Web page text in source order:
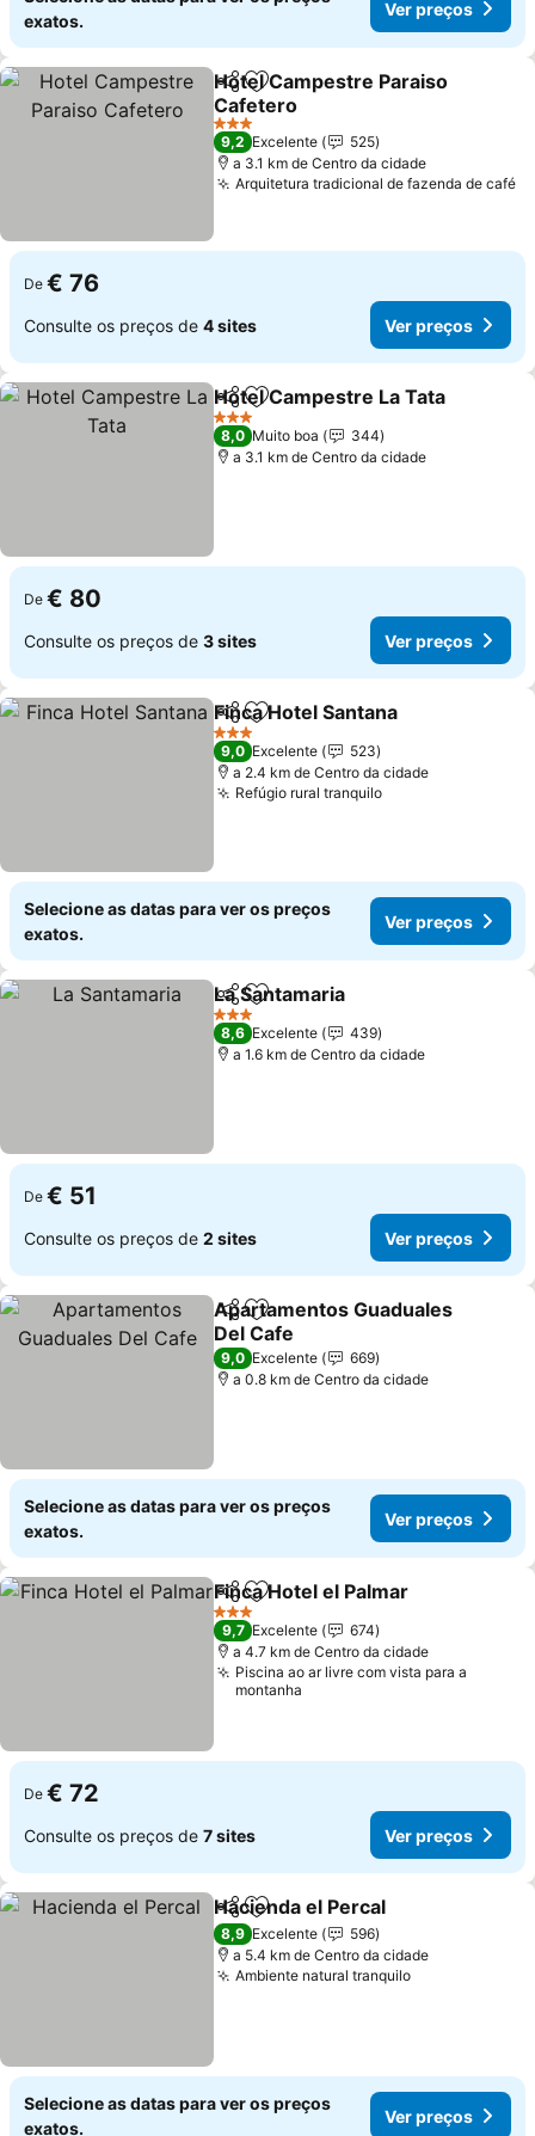
exatos.
Ver preços
PartilharAdicionar aos favoritos
Hotel Campestre Paraiso
Cafetero
Ver preços
3 Estrelas
9,2 Excelente
525
a 3.1 km de Centro da cidade
Arquitetura tradicional de fazenda de café
De € 76
Consulte os preços de 4 sites Ver preços
PartilharAdicionar aos favoritos
Hotel Campestre La Tata
3 Estrelas
8,0 Muito boa
344
a 3.1 km de Centro da cidade
De € 80
Consulte os preços de 3 sites Ver preços
PartilharAdicionar aos favoritos
Finca Hotel Santana
3 Estrelas
9,0 Excelente
523
a 2.4 km de Centro da cidade
Refúgio rural tranquiloVer preços
Selecione as datas para ver os preços
exatos.
Ver preços
PartilharAdicionar aos favoritos
La Santamaria
3 Estrelas
8,6 Excelente
439
a 1.6 km de Centro da cidade
De € 51
Consulte os preços de 2 sites Ver preços
PartilharAdicionar aos favoritos
Apartamentos Guaduales
Del Cafe
Ver preços
9,0 Excelente
669
a 0.8 km de Centro da cidade
Selecione as datas para ver os preços
exatos.
Ver preços
PartilharAdicionar aos favoritos
Finca Hotel el Palmar
3 Estrelas
9,7 Excelente
674
a 4.7 km de Centro da cidade
Piscina ao ar livre com vista para a
montanha
De € 72
Consulte os preços de 7 sites Ver preços
PartilharAdicionar aos favoritos
Hacienda el Percal
8,9 Excelente
596
a 5.4 km de Centro da cidade
Ambiente natural tranquiloVer preços
Selecione as datas para ver os preços
exatos.
Ver preços